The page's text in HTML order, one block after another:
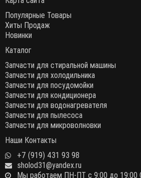
Популярные Товары
Хиты Продаж
Новинки
Каталог
Запчасти для стиральной машины
Запчасти для холодильника
Запчасти для посудомойки
Запчасти для кондиционера
Запчасти для водонагревателя
Запчасти для пылесоса
Запчасти для микроволновки
Наши Контакты
+7 (919) 431 93 98
sholod31@yandex.ru
Мы работаем ПН-ПТ с 9:00 до 19:00